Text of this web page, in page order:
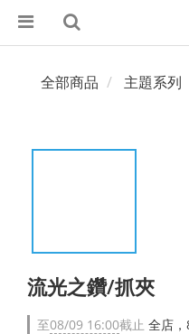
全部商品 主題系列
流光之鑽/抓夾
至08/09 16:00截止 全店